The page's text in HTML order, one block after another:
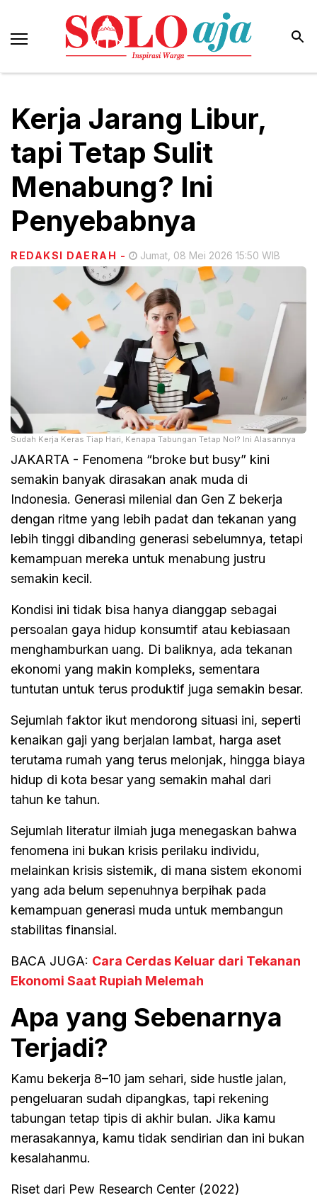
Kerja Jarang Libur,
tapi Tetap Sulit
Menabung? Ini
Penyebabnya
REDAKSI DAERAH - Jumat, 08 Mei 2026 15:50 WIB
Sudah Kerja Keras Tiap Hari, Kenapa Tabungan Tetap Nol? Ini Alasannya
JAKARTA - Fenomena “broke but busy” kini
semakin banyak dirasakan anak muda di
Indonesia. Generasi milenial dan Gen Z bekerja
dengan ritme yang lebih padat dan tekanan yang
lebih tinggi dibanding generasi sebelumnya, tetapi
kemampuan mereka untuk menabung justru
semakin kecil.
Kondisi ini tidak bisa hanya dianggap sebagai
persoalan gaya hidup konsumtif atau kebiasaan
menghamburkan uang. Di baliknya, ada tekanan
ekonomi yang makin kompleks, sementara
tuntutan untuk terus produktif juga semakin besar.
Sejumlah faktor ikut mendorong situasi ini, seperti
kenaikan gaji yang berjalan lambat, harga aset
terutama rumah yang terus melonjak, hingga biaya
hidup di kota besar yang semakin mahal dari
tahun ke tahun.
Sejumlah literatur ilmiah juga menegaskan bahwa
fenomena ini bukan krisis perilaku individu,
melainkan krisis sistemik, di mana sistem ekonomi
yang ada belum sepenuhnya berpihak pada
kemampuan generasi muda untuk membangun
stabilitas finansial.
BACA JUGA: Cara Cerdas Keluar dari Tekanan
Ekonomi Saat Rupiah Melemah
Apa yang Sebenarnya
Terjadi?
Kamu bekerja 8–10 jam sehari, side hustle jalan,
pengeluaran sudah dipangkas, tapi rekening
tabungan tetap tipis di akhir bulan. Jika kamu
merasakannya, kamu tidak sendirian dan ini bukan
kesalahanmu.
Riset dari Pew Research Center (2022)